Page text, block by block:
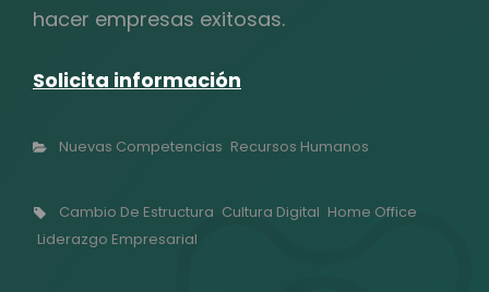
hacer empresas exitosas.
Solicita información
Categorías
Nuevas Competencias Recursos Humanos
Etiquetas,
Cambio De Estructura Cultura Digital Home Office
Liderazgo Empresarial